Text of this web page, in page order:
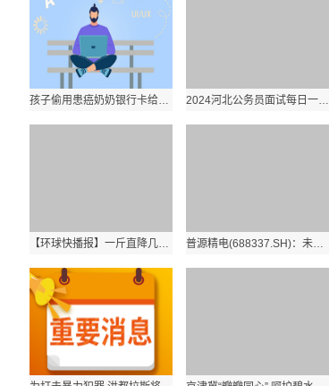
孩子偷用患癌奶奶银行卡给游戏充值1.4万，欢太科技：正协商 2024河北公务员面试每日一练模拟题及参考答案2023.05.19
【环球快播报】一斤直降几十元！很多人都爱吃 普源精电(688337.SH)：未来的管理费用率会呈现下降趋势 环球关注